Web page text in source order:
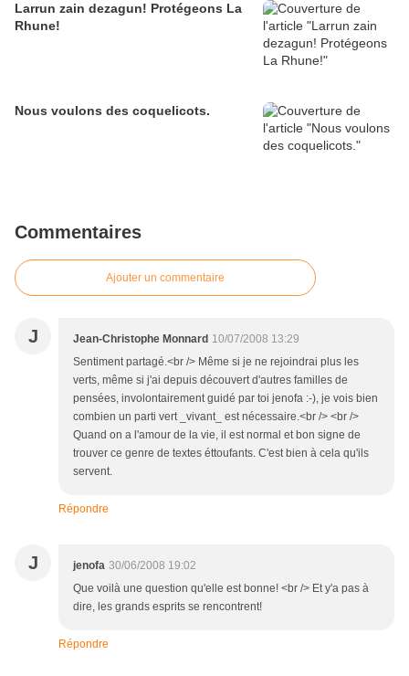
Larrun zain dezagun! Protégeons La
Rhune!
Nous voulons des coquelicots.
Commentaires
Ajouter un commentaire
J Jean-Christophe Monnard 10/07/2008 13:29
Sentiment partagé.<br /> Même si je ne rejoindrai plus les
verts, même si j'ai depuis découvert d'autres familles de
pensées, involontairement guidé par toi jenofa :-), je vois bien
combien un parti vert _vivant_ est nécessaire.<br /> <br />
Quand on a l'amour de la vie, il est normal et bon signe de
trouver ce genre de textes éttoufants. C'est bien à cela qu'ils
servent.
Répondre
J jenofa 30/06/2008 19:02
Que voilà une question qu'elle est bonne! <br /> Et y'a pas à
dire, les grands esprits se rencontrent!
Répondre